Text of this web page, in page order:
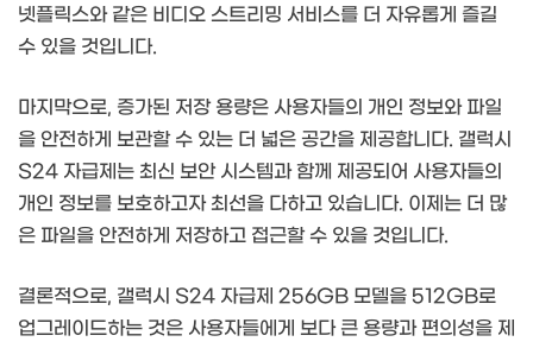
넷플릭스와 같은 비디오 스트리밍 서비스를 더 자유롭게 즐길
수 있을 것입니다.
마지막으로, 증가된 저장 용량은 사용자들의 개인 정보와 파일
을 안전하게 보관할 수 있는 더 넓은 공간을 제공합니다. 갤럭시
S24 자급제는 최신 보안 시스템과 함께 제공되어 사용자들의
개인 정보를 보호하고자 최선을 다하고 있습니다. 이제는 더 많
은 파일을 안전하게 저장하고 접근할 수 있을 것입니다.
결론적으로, 갤럭시 S24 자급제 256GB 모델을 512GB로
업그레이드하는 것은 사용자들에게 보다 큰 용량과 편의성을 제